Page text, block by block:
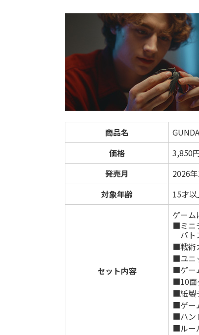
商品名
価格
3,850
発売月
2026
対象年齢
15才以
セット内容
ゲーム
■ミニ
バト
■戦術
■ユニ
■ゲー
■10面
■紙製
■ゲー
■ハン
■ルー